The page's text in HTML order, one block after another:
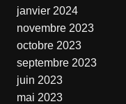
janvier 2024
novembre 2023
octobre 2023
septembre 2023
juin 2023
mai 2023